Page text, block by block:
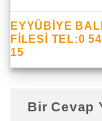
EYYÜBIYE
FİLESİ TEL:0
15
Bir Cevap